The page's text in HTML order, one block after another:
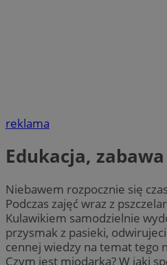
reklama
Edukacja,
Niebawem rozpocznie się
Podczas zajęć wraz z
Kulawikiem samodzielnie
przysmak z pasieki,
cennej wiedzy na temat tego
Czym jest miodarka? W jaki